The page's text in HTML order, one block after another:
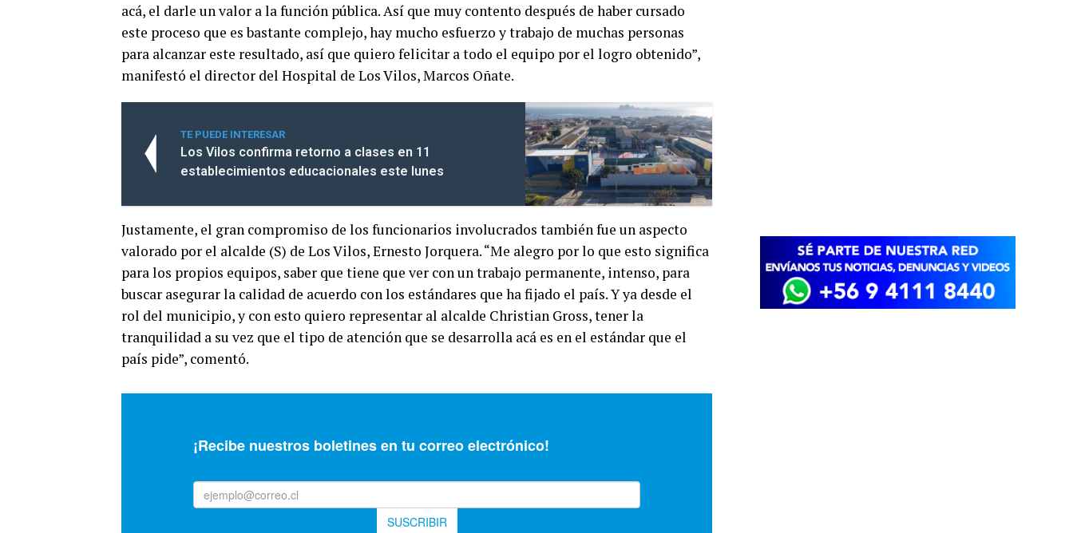
acá, el darle un valor a la función pública. Así que muy contento después de haber cursado
este proceso que es bastante complejo, hay mucho esfuerzo y trabajo de muchas personas
para alcanzar este resultado, así que quiero felicitar a todo el equipo por el logro obtenido”,
manifestó el director del Hospital de Los Vilos, Marcos Oñate.
TE PUEDE INTERESAR
Los Vilos confirma retorno a clases en 11
establecimientos educacionales este lunes
Justamente, el gran compromiso de los funcionarios involucrados también fue un aspecto
valorado por el alcalde (S) de Los Vilos, Ernesto Jorquera. “Me alegro por lo que esto significa
para los propios equipos, saber que tiene que ver con un trabajo permanente, intenso, para
buscar asegurar la calidad de acuerdo con los estándares que ha fijado el país. Y ya desde el
rol del municipio, y con esto quiero representar al alcalde Christian Gross, tener la
tranquilidad a su vez que el tipo de atención que se desarrolla acá es en el estándar que el
país pide”, comentó.